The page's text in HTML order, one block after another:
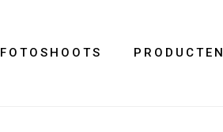
FOTOSHOOTS PRODUCTEN